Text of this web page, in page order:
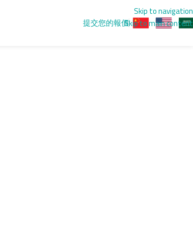
Skip to navigation
Skip to main content
提交您的報價